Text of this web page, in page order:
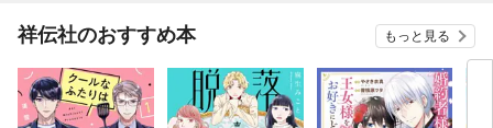
祥伝社のおすすめ本 もっと見る